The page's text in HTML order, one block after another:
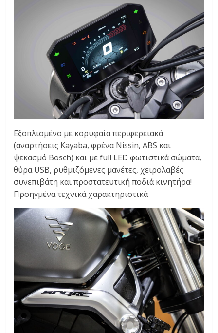
Εξοπλισμένο με κορυφαία περιφερειακά
(αναρτήσεις Kayaba, φρένα Nissin, ABS και
ψεκασμό Bosch) και με full LED φωτιστικά σώματα,
θύρα USB, ρυθμιζόμενες μανέτες, χειρολαβές
συνεπιβάτη και προστατευτική ποδιά κινητήρα!
Προηγμένα τεχνικά χαρακτηριστικά